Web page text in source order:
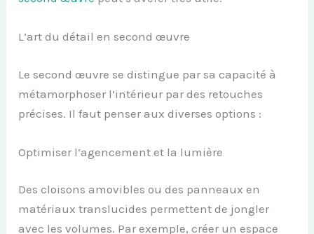
L’art du détail en second œuvre
Le second œuvre se distingue par sa capacité à
métamorphoser l’intérieur par des retouches
précises. Il faut penser aux diverses options :
Optimiser l’agencement et la lumière
Des cloisons amovibles ou des panneaux en
matériaux translucides permettent de jongler
avec les volumes. Par exemple, créer un espace